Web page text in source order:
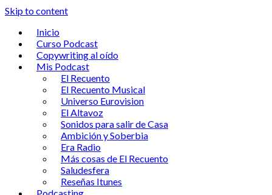
Skip to content
Inicio
Curso Podcast
Copywriting al oído
Mis Podcast
El Recuento
El Recuento Musical
Universo Eurovision
El Altavoz
Sonidos para salir de Casa
Ambición y Soberbia
Era Radio
Más cosas de El Recuento
Saludesfera
Reseñas Itunes